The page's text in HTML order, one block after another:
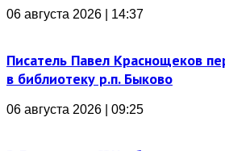
06 августа 2026 | 14:37
Писатель Павел Краснощеков
в библиотеку р.п. Быково
06 августа 2026 | 09:25